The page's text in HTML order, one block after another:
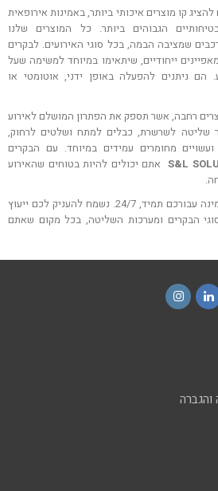
קו מוצרים איכותי ביותר, באמינות אירופאית
הגבוהים ביותר. כל המוצרים שלנו
שמציבה הבמה, בכל סוגי האירועים. לבקרים
ייחודיים, שיתאימו במיוחד למשימה שעל
ניתנים להפעלה באופן ידני, אוטומטי או
רחבה, אשר תספק את הפתרון המושלם לאירוע
שליטה לשרשרת, כבלים למתח ושלטים לרחוק,
מחומרים עמידים במיוחד. עם הבקרים
S&Lאתם יכולים להיות בטוחים שהאירוע
מחלקת שירות הלקוחות שלנו זמינה עבורכם תמיד, 24/7. נשמח להעניק לכם ייעוץ
הבקרים ומערכות השליטה, בכל מקום שאתם